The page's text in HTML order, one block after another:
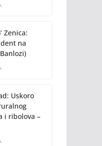
Zenica:
na
Uskoro
i ribolova –